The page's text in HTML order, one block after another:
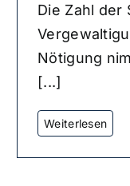
Die Zahl der
Nötigung
[...]